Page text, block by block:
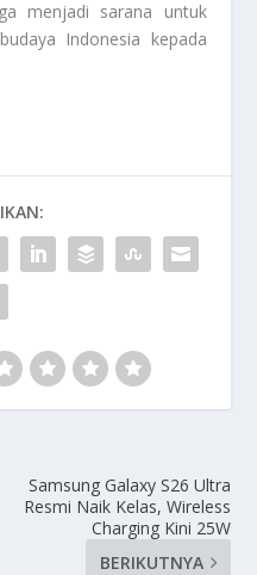
menjadi sarana untuk
Indonesia kepada
Samsung Galaxy S26 Ultra
Resmi Naik Kelas, Wireless
Charging Kini 25W
BERIKUTNYA